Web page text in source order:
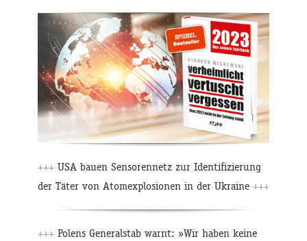
+++ USA bauen Sensorennetz zur Identifizierung
der Täter von Atomexplosionen in der Ukraine +++
+++ Polens Generalstab warnt: »Wir haben keine